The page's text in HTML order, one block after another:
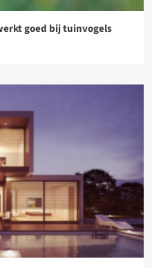
goed bij tuinvogels